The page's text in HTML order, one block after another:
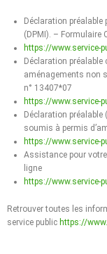
Déclaration
(DPMI). – Formulaire
https://www.service-
Déclaration
aménagements non
n° 13407*07
https://www.service-
Déclaration
soumis à permis
https://www.service-
Assistance pour
ligne
https://www.service-
Retrouver toutes les
service public https://